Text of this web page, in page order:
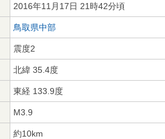
2016年11月17日 21時42分頃
鳥取県中部
震度2
北緯 35.4度
東経 133.9度
M3.9
約10km